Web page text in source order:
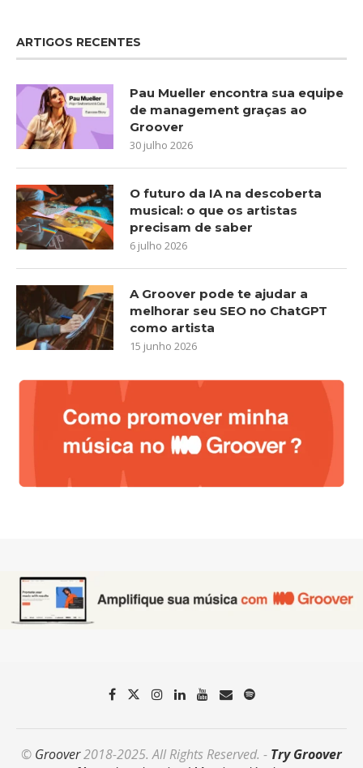
ARTIGOS RECENTES
Pau Mueller encontra sua equipe
de management graças ao
Groover
30 julho 2026
O futuro da IA na descoberta
musical: o que os artistas
precisam de saber
6 julho 2026
A Groover pode te ajudar a
melhorar seu SEO no ChatGPT
como artista
15 junho 2026
© Groover2018-2025. All Rights Reserved. - Try Groover